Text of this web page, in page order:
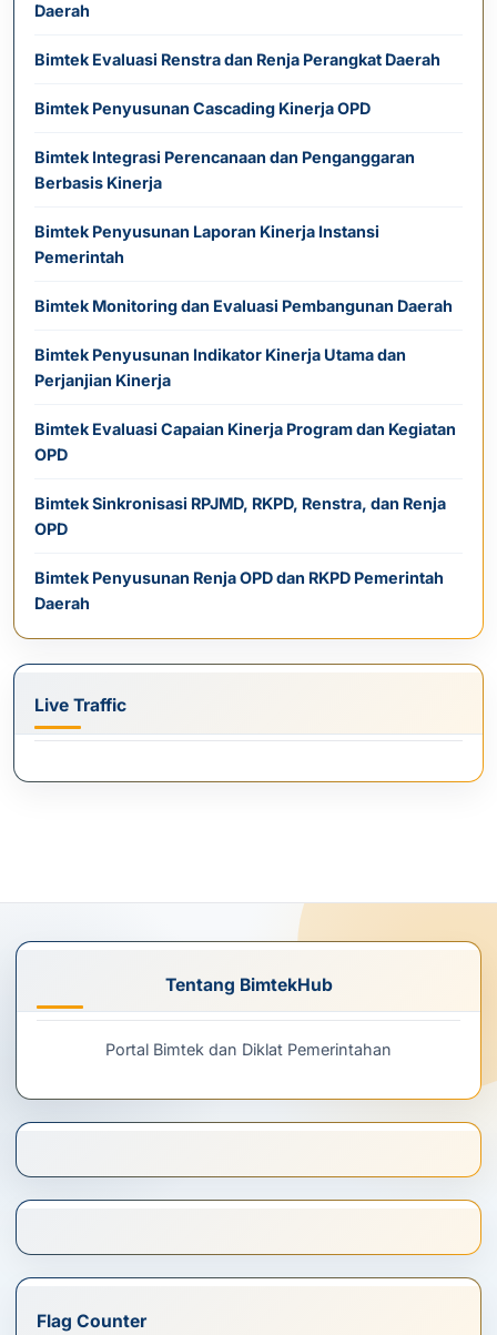
Daerah
Bimtek Evaluasi Renstra dan Renja Perangkat Daerah
Bimtek Penyusunan Cascading Kinerja OPD
Bimtek Integrasi Perencanaan dan Penganggaran
Berbasis Kinerja
Bimtek Penyusunan Laporan Kinerja Instansi
Pemerintah
Bimtek Monitoring dan Evaluasi Pembangunan Daerah
Bimtek Penyusunan Indikator Kinerja Utama dan
Perjanjian Kinerja
Bimtek Evaluasi Capaian Kinerja Program dan Kegiatan
OPD
Bimtek Sinkronisasi RPJMD, RKPD, Renstra, dan Renja
OPD
Bimtek Penyusunan Renja OPD dan RKPD Pemerintah
Daerah
Live Traffic
Tentang BimtekHub
Portal Bimtek dan Diklat Pemerintahan
Flag Counter